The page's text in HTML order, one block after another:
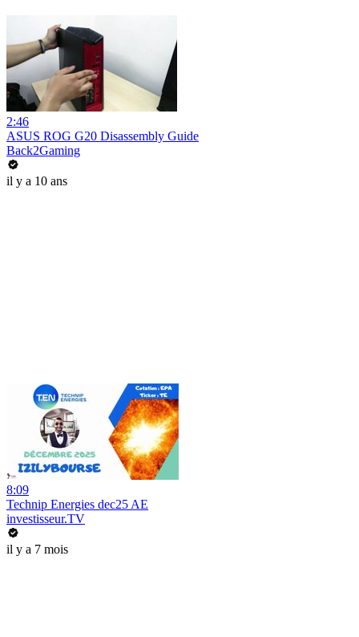
2:46
ASUS ROG G20 Disassembly Guide
Back2Gaming
il y a 10 ans
8:09
Technip Energies dec25 AE
investisseur.TV
il y a 7 mois